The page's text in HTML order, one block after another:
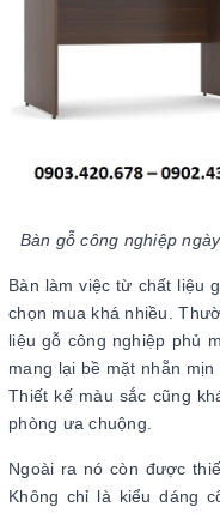
Bàn gỗ công nghiệp
Bàn làm việc từ chất liệu
chọn mua khá nhiều.
liệu gỗ công nghiệp phủ
mang lại bề mặt nhẵn
Thiết kế màu sắc cũng
phòng ưa chuộng.
Ngoài ra nó còn được
Không chỉ là kiểu dáng